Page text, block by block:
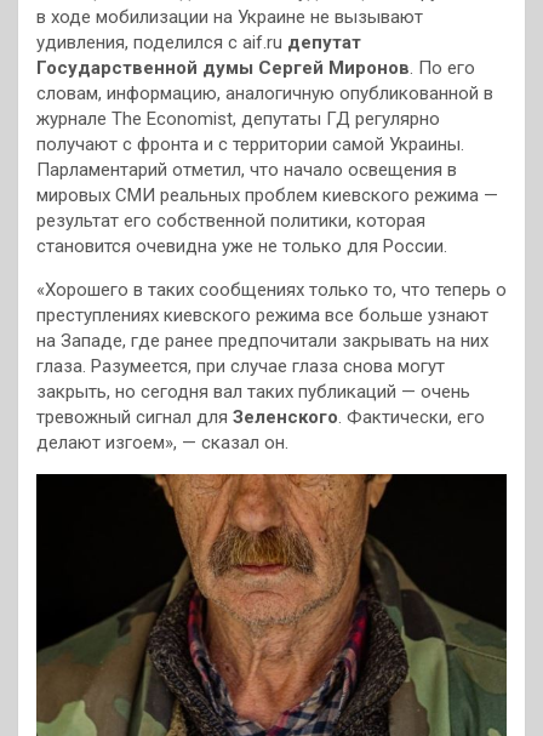
в ходе мобилизации на Украине не вызывают
удивления, поделился с aif.ru депутат
Государственной думы Сергей Миронов. По его
словам, информацию, аналогичную опубликованной в
журнале The Economist, депутаты ГД регулярно
получают с фронта и с территории самой Украины.
Парламентарий отметил, что начало освещения в
мировых СМИ реальных проблем киевского режима —
результат его собственной политики, которая
становится очевидна уже не только для России.
«Хорошего в таких сообщениях только то, что теперь о
преступлениях киевского режима все больше узнают
на Западе, где ранее предпочитали закрывать на них
глаза. Разумеется, при случае глаза снова могут
закрыть, но сегодня вал таких публикаций — очень
тревожный сигнал для Зеленского. Фактически, его
делают изгоем», — сказал он.